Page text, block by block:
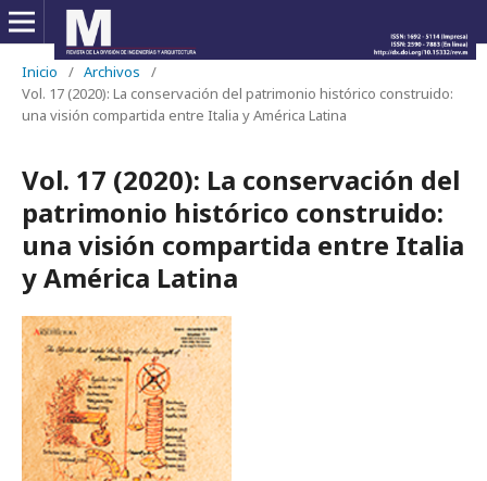
Inicio / Archivos
/
Vol. 17 (2020): La conservación del patrimonio histórico construido:
una visión compartida entre Italia y América Latina
Vol. 17 (2020): La conservación del
patrimonio histórico construido:
una visión compartida entre Italia
y América Latina